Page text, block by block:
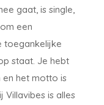
gaat, is single,
een
toegankelijke
staat. Je hebt
het motto is
Villavibes is alles